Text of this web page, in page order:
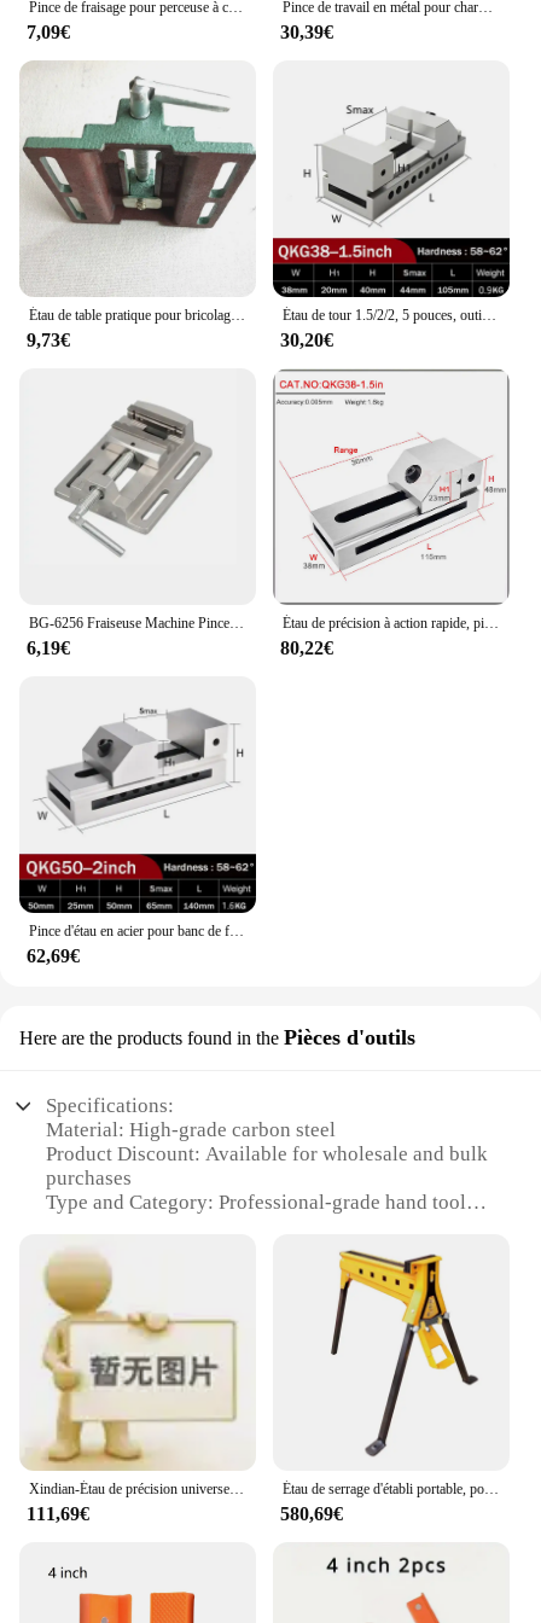
Pince de fraisage pour perceuse à colonne, pince de banc, pince plate, support d'étau, pince antarctique plate, étau, 2.5 po, 3 po
7,09€
Pince de travail en métal pour charpentier, artisanat de calcul RapDuty, 7"
30,39€
Étau de table pratique pour bricolage, bon assistant, mini pince, petite vis d'alimentation, machine de calcul, banc de travail, vente de coût, 2.5 po, 3 po
9,73€
Étau de tour 1.5/2/2, 5 pouces, outil en acier, étau de banc de fraisage, perceuse, presse, support, tour, Mini outils, broyeur de Surface EDM
30,20€
BG-6256 Fraiseuse Machine Pince 2.5 Pouces Perceuse Presse Vice Banc Pince Pinces Plates Support Fixe pio Antarctique Pince Étau
6,19€
Étau de précision à action rapide, pince plate de précision, pince Gad, étau uni, étau de machine CNC, 1.5 en effet, 2 en 2,5 en, QKG50
80,22€
Pince d'étau en acier pour banc de fraisage, outil de bateau, perceuse, support de presse, mini outils de tour, meuleuse de surface, QKG 50, étau 2
62,69€
Here are the products found in the Pièces d'outils
Specifications:
Material: High-grade carbon steel
Product Discount: Available for wholesale and bulk
purchases
Type and Category: Professional-grade hand tools
construction
Usage and Purpose: Versatile for various
mechanical tasks
Typical Adaptive Scenario: Ideal for workshops,
garages, and industrial settings
Shape or Size or Weight or Quantity:
Comprehensive 200-piece set
Features:
|Wholesale|Vendors|
**Durable and Reliable Performance**
Crafted from high-grade carbon steel, the étau
QH200 Pièces d'outils set is designed to withstand
the rigors of professional use. The robust
construction ensures longevity and reliability,
Xindian-Étau de précision universel, ventes directes d'usine, style H77, 4 axes, 5 axes, étau de précision CNC, étau à centrage automatique
111,69€
Étau de serrage d'établi portable, poste de travail, système de serrage, mâchoire, cheval, pince, 25200
580,69€